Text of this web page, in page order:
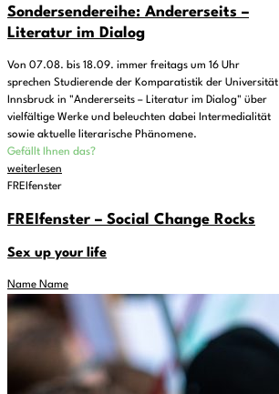
Sondersendereihe: Andererseits –
Literatur im Dialog
Von 07.08. bis 18.09. immer freitags um 16 Uhr
sprechen Studierende der Komparatistik der Universität
Innsbruck in "Andererseits – Literatur im Dialog" über
vielfältige Werke und beleuchten dabei Intermedialität
sowie aktuelle literarische Phänomene.
Gefällt Ihnen das?
weiterlesen
FREIfenster
FREIfenster – Social Change Rocks
Sex up your life
Name Name